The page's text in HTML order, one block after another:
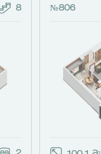
8 №806